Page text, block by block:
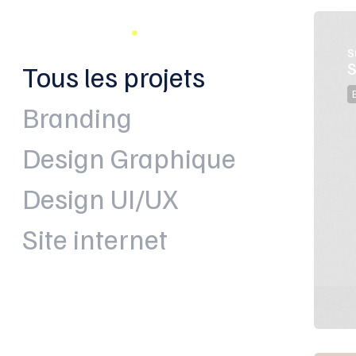
Branding
Design Graphique
Design UI/UX
Site internet
Tous les projets